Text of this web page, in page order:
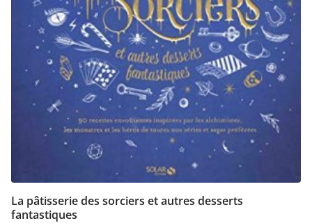
La pâtisserie des sorciers et autres desserts
fantastiques